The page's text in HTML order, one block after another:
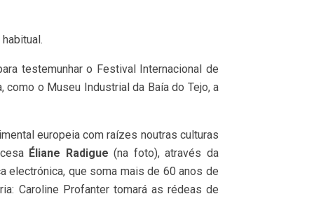
testemunhar o Festival Internacional de
o Museu Industrial da Baía do Tejo, a
europeia com raízes noutras culturas
Éliane Radigue (na foto), através da
electrónica, que soma mais de 60 anos de
Caroline Profanter tomará as rédeas de